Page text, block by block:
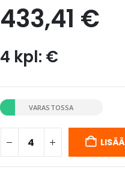
433,41 €
4 kpl: €
VARASTOSSA